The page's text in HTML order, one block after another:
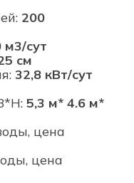
200
м3/сут
см
32,8 кВт/сут
5,3 м* 4.6 м*
цена
цена